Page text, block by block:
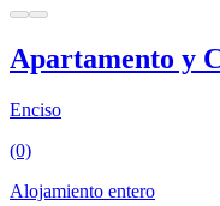
Apartamento y
Enciso
(0)
Alojamiento entero